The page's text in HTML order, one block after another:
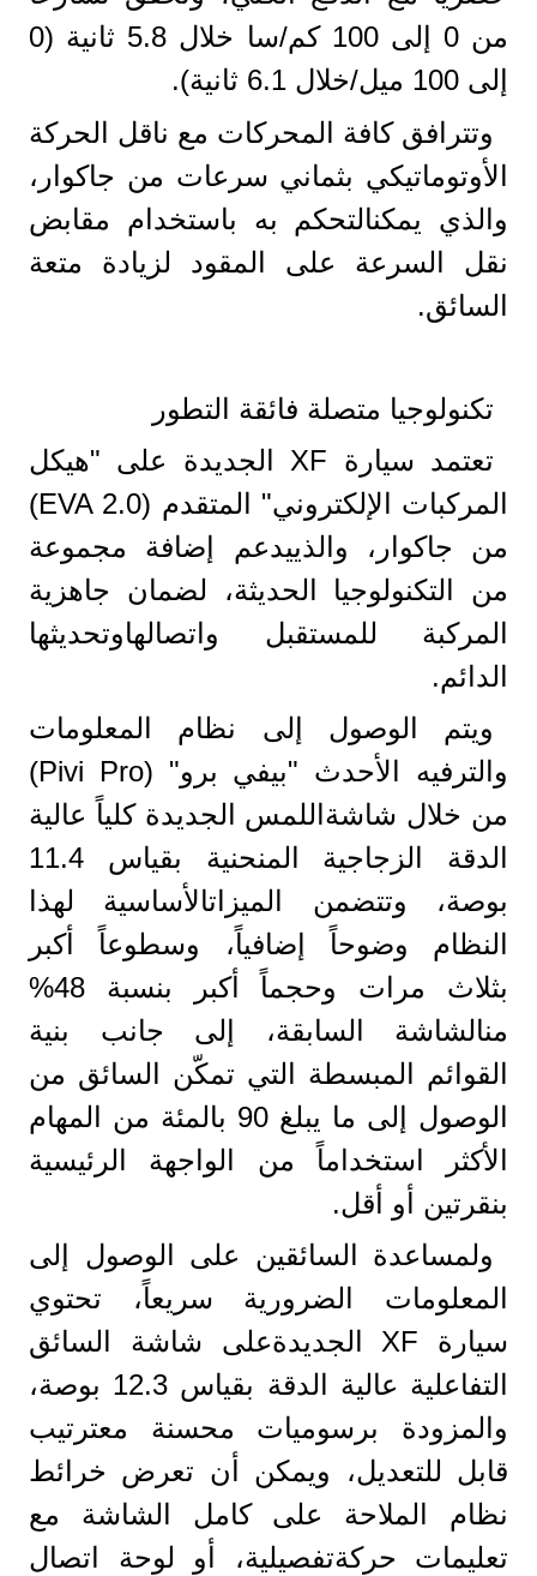
من 0 إلى 100 كم/سا خلال 5.8 ثانية (0
إلى 100 ميل/خلال 6.1 ثانية).
وتترافق كافة المحركات مع ناقل الحركة
الأوتوماتيكي بثماني سرعات من جاكوار،
والذي يمكنالتحكم به باستخدام مقابض
نقل السرعة على المقود لزيادة متعة
السائق.
تكنولوجيا متصلة فائقة التطور
تعتمد سيارة XF الجديدة على "هيكل
المركبات الإلكتروني" المتقدم (EVA 2.0)
من جاكوار، والذييدعم إضافة مجموعة
من التكنولوجيا الحديثة، لضمان جاهزية
المركبة للمستقبل واتصالهاوتحديثها
الدائم.
ويتم الوصول إلى نظام المعلومات
والترفيه الأحدث "بيفي برو" (Pivi Pro)
من خلال شاشةاللمس الجديدة كلياً عالية
الدقة الزجاجية المنحنية بقياس 11.4
بوصة، وتتضمن الميزاتالأساسية لهذا
النظام وضوحاً إضافياً، وسطوعاً أكبر
بثلاث مرات وحجماً أكبر بنسبة 48%
منالشاشة السابقة، إلى جانب بنية
القوائم المبسطة التي تمكّن السائق من
الوصول إلى ما يبلغ 90 بالمئة من المهام
الأكثر استخداماً من الواجهة الرئيسية
بنقرتين أو أقل.
ولمساعدة السائقين على الوصول إلى
المعلومات الضرورية سريعاً، تحتوي
سيارة XF الجديدةعلى شاشة السائق
التفاعلية عالية الدقة بقياس 12.3 بوصة،
والمزودة برسوميات محسنة معترتيب
قابل للتعديل، ويمكن أن تعرض خرائط
نظام الملاحة على كامل الشاشة مع
تعليمات حركةتفصيلية، أو لوحة اتصال